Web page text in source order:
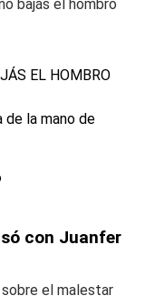
bajás el hombro
EL HOMBRO
de la mano de
con Juanfer
sobre el malestar